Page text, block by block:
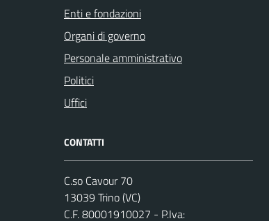
Enti e fondazioni
Organi di governo
Personale amministrativo
Politici
Uffici
CONTATTI
C.so Cavour 70
13039 Trino (VC)
C.F. 80001910027 - P.Iva: